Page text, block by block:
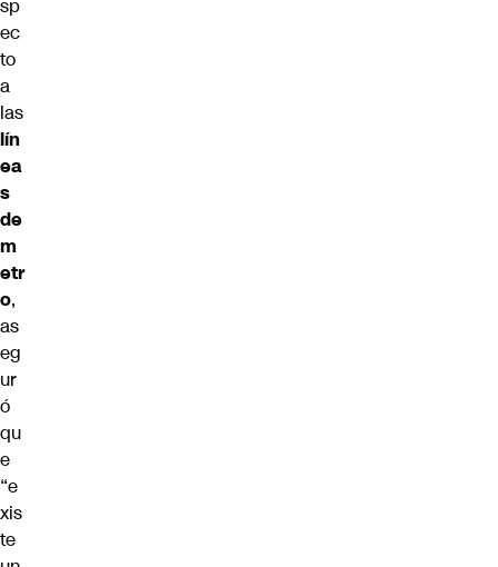
sp
ec
to
a
las
lín
ea
s
de
m
etr
o,
as
eg
ur
ó
qu
e
“e
xis
te